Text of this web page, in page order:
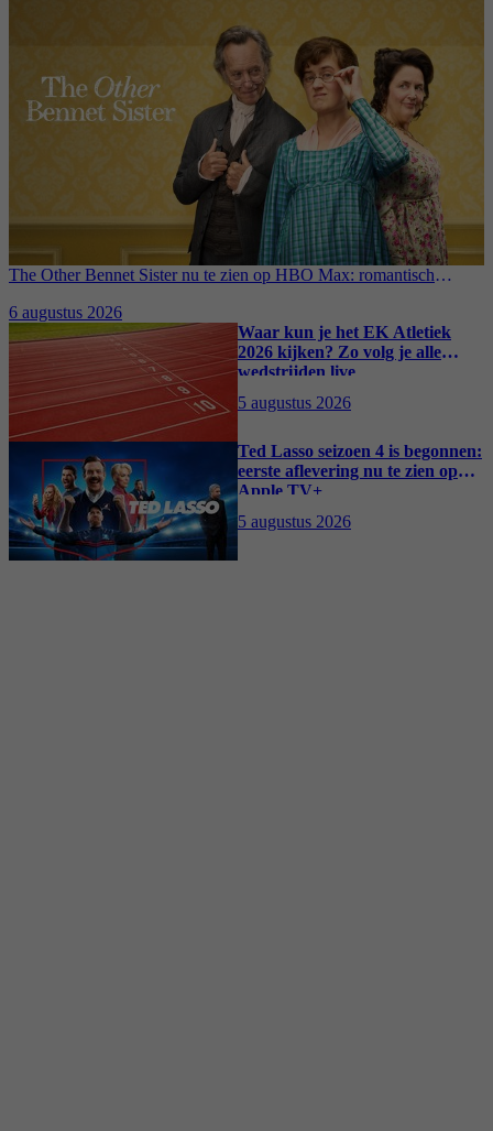
The Other Bennet Sister nu te zien op HBO Max: romantisch
6 augustus 2026
Waar kun je het EK Atletiek
2026 kijken? Zo volg je alle
wedstrijden live
5 augustus 2026
Ted Lasso seizoen 4 is begonnen:
eerste aflevering nu te zien op
Apple TV+
5 augustus 2026